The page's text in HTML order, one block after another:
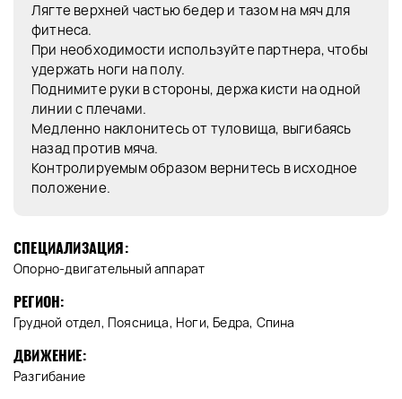
Лягте верхней частью бедер и тазом на мяч для
фитнеса.
При необходимости используйте партнера, чтобы
удержать ноги на полу.
Поднимите руки в стороны, держа кисти на одной
линии с плечами.
Медленно наклонитесь от туловища, выгибаясь
назад против мяча.
Контролируемым образом вернитесь в исходное
положение.
СПЕЦИАЛИЗАЦИЯ:
Опорно-двигательный аппарат
РЕГИОН:
Грудной отдел, Поясница, Ноги, Бедра, Спина
ДВИЖЕНИЕ:
Разгибание